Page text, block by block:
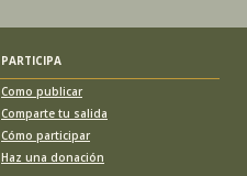
PARTICIPA
Como publicar
Comparte tu salida
Cómo participar
Haz una donación